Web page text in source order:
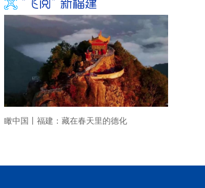
瞰中国丨福建：藏在春天里的德化